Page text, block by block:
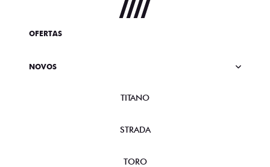
OFERTAS
NOVOS
TITANO
STRADA
TORO